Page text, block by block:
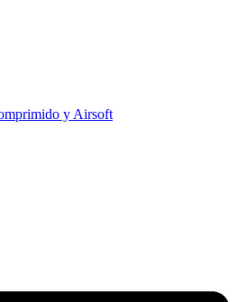
y Airsoft